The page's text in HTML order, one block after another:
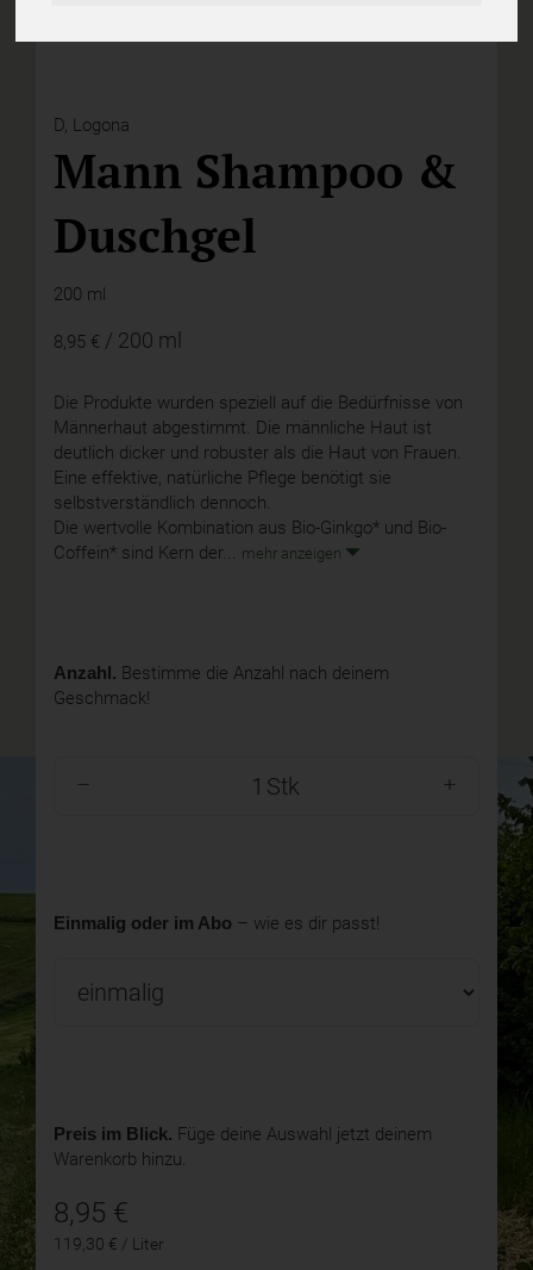
D, Logona
Mann Shampoo &
Duschgel
200 ml
8,95 € / 200 ml
Die Produkte wurden speziell auf die Bedürfnisse von
Männerhaut abgestimmt. Die männliche Haut ist
deutlich dicker und robuster als die Haut von Frauen.
Eine effektive, natürliche Pflege benötigt sie
selbstverständlich dennoch.
Die wertvolle Kombination aus Bio-Ginkgo* und Bio-
Coffein* sind Kern der...
mehr anzeigen
Anzahl. Bestimme die Anzahl nach deinem
Geschmack!
Stk
Einmalig oder im Abo – wie es dir passt!
Preis im Blick. Füge deine Auswahl jetzt deinem
Warenkorb hinzu.
8,95 €
119,30 € / Liter